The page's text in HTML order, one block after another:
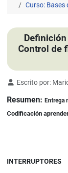
Curso: Bases
Control de
Detalles
Escrito por:
Resumen: Entrega
Codificación
INTERRUPTORES